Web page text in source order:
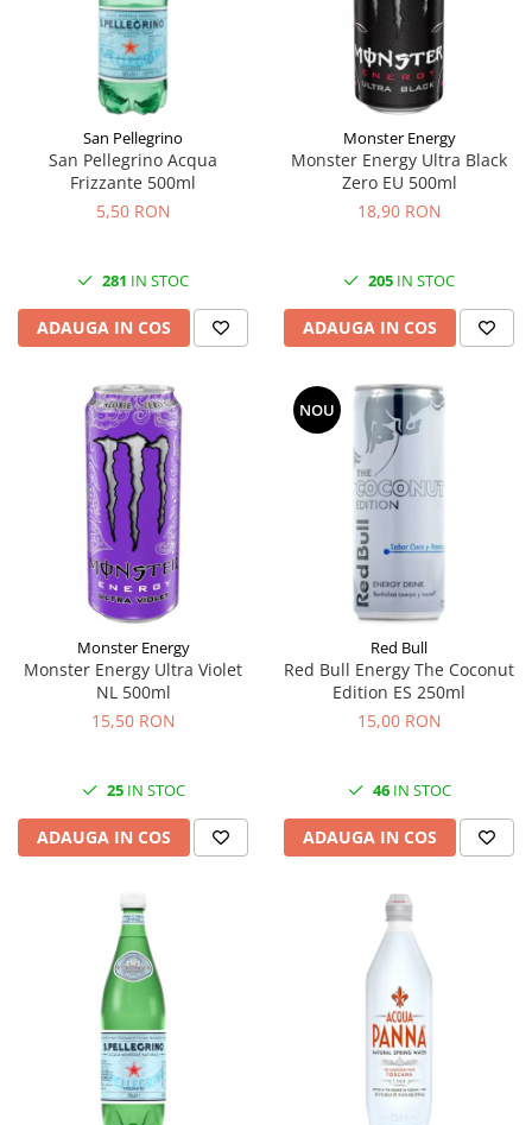
Făină italiană
Condimente & Sare
Zahăr & Îndulcitori
Lapte & Condensat
Gran Cucina
Creme & Esente
Paste Italiene
San Pellegrino
San Pellegrino Acqua
Frizzante 500ml
5,50 RON
281 IN STOC
ADAUGA IN COS
Monster Energy
Monster Energy Ultra Black
Zero EU 500ml
18,90 RON
205 IN STOC
ADAUGA IN COS
Monster Energy
Monster Energy Ultra Violet
NL 500ml
15,50 RON
25IN STOC
ADAUGA IN COS
NOU
Red Bull
Red Bull Energy The Coconut
Edition ES 250ml
15,00 RON
46IN STOC
ADAUGA IN COS